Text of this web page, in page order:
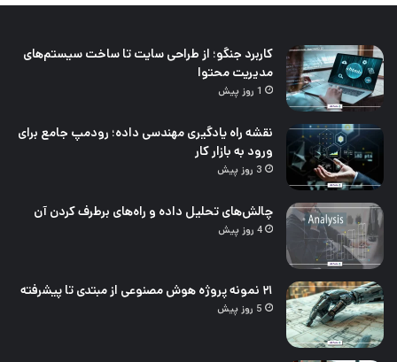
کاربرد جنگو؛ از طراحی سایت تا ساخت سیستم‌های
مدیریت محتوا
1 روز پیش
نقشه راه یادگیری مهندسی داده؛ رودمپ جامع برای
ورود به بازار کار
3 روز پیش
چالش‌های تحلیل داده و راه‌های برطرف کردن آن
4 روز پیش
۲۱ نمونه پروژه هوش مصنوعی از مبتدی تا پیشرفته
5 روز پیش